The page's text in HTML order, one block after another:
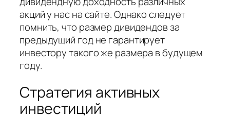
акций у нас на сайте. Однако следует
помнить, что размер дивидендов за
предыдущий год не гарантирует
инвестору такого же размера в будущем
году.
Стратегия активных
инвестиций